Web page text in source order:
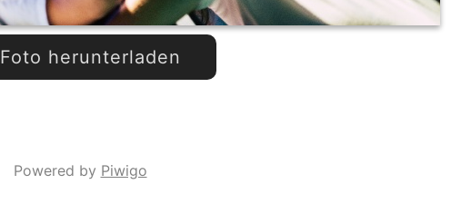
Foto herunterladen
Powered by Piwigo